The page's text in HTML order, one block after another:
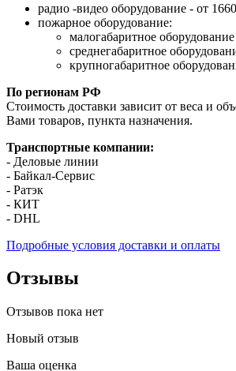
радио -видео оборудование - от
пожарное оборудование:
малогабаритное
среднегабаритное
крупногабаритное
По регионам РФ
Стоимость доставки зависит от веса и
Вами товаров, пункта назначения.
Транспортные компании:
- Деловые линии
- Байкал-Сервис
- Ратэк
- КИТ
- DHL
Подробные условия доставки и оплаты
Отзывы
Отзывов пока нет
Новый отзыв
Ваша оценка